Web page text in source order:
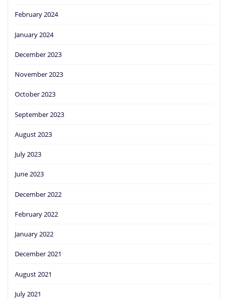
February 2024
January 2024
December 2023
November 2023
October 2023
September 2023
August 2023
July 2023
June 2023
December 2022
February 2022
January 2022
December 2021
August 2021
July 2021